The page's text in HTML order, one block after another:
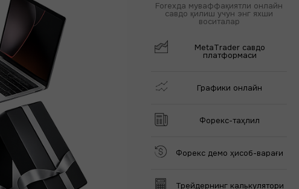
Forexда муваффақиятли онлайн
савдо қилиш учун энг яхши
воситалар
MetaTrader савдо
платформаси
Графики онлайн
Форекс-таҳлил
Форекс демо ҳисоб-варағи
Трейдернинг калькулятори